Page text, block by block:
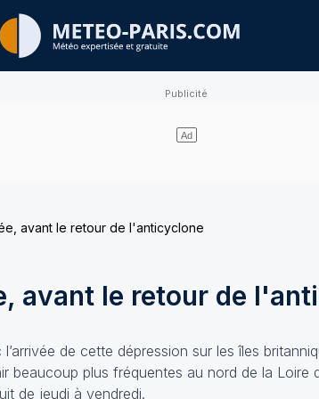
avant le retour de l'anticyclone
avant le retour de
de cette dépression sur les îles
beaucoup plus fréquentes au nord de la Loire
de jeudi à vendredi.